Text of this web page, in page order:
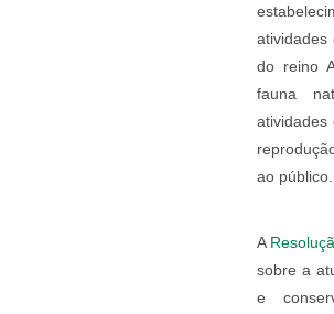
atividades
do reino
fauna
atividades
ao público.
A
sobre a
e